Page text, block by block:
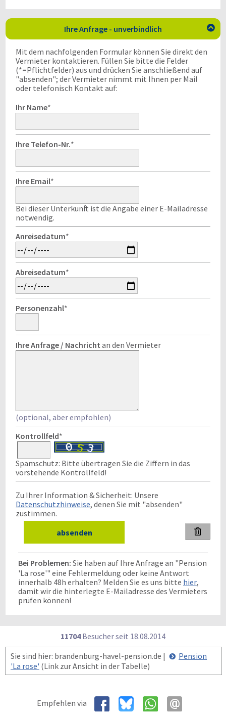
Ihre Anfrage - unverbindlich 
Mit dem nachfolgenden Formular können Sie direkt den
Vermieter kontaktieren. Füllen Sie bitte die Felder
(*=Pflichtfelder) aus und drücken Sie anschließend auf
"absenden"; der Vermieter nimmt mit Ihnen per Mail
oder telefonisch Kontakt auf:
Ihr Name*
Ihre Telefon-Nr.*
Ihre Email*
Bei dieser Unterkunft ist die Angabe einer E-Mailadresse
notwendig.
Anreisedatum*
Abreisedatum*
Personenzahl*
Ihre Anfrage / Nachricht an den Vermieter
(optional, aber empfohlen)
Kontrollfeld*
Spamschutz: Bitte übertragen Sie die Ziffern in das
vorstehende Kontrollfeld!
Zu Ihrer Information & Sicherheit: Unsere
Datenschutzhinweise, denen Sie mit "absenden"
zustimmen.

Bei Problemen: Sie haben auf Ihre Anfrage an "Pension
'La rose'" eine Fehlermeldung oder keine Antwort
innerhalb 48h erhalten? Melden Sie es uns bitte hier,
damit wir die hinterlegte E-Mailadresse des Vermieters
prüfen können!
11704Besucher seit 18.08.2014
Sie sind hier: brandenburg-havel-pension.de |
Pension
'La rose' (Link zur Ansicht in der Tabelle)
Empfehlen via